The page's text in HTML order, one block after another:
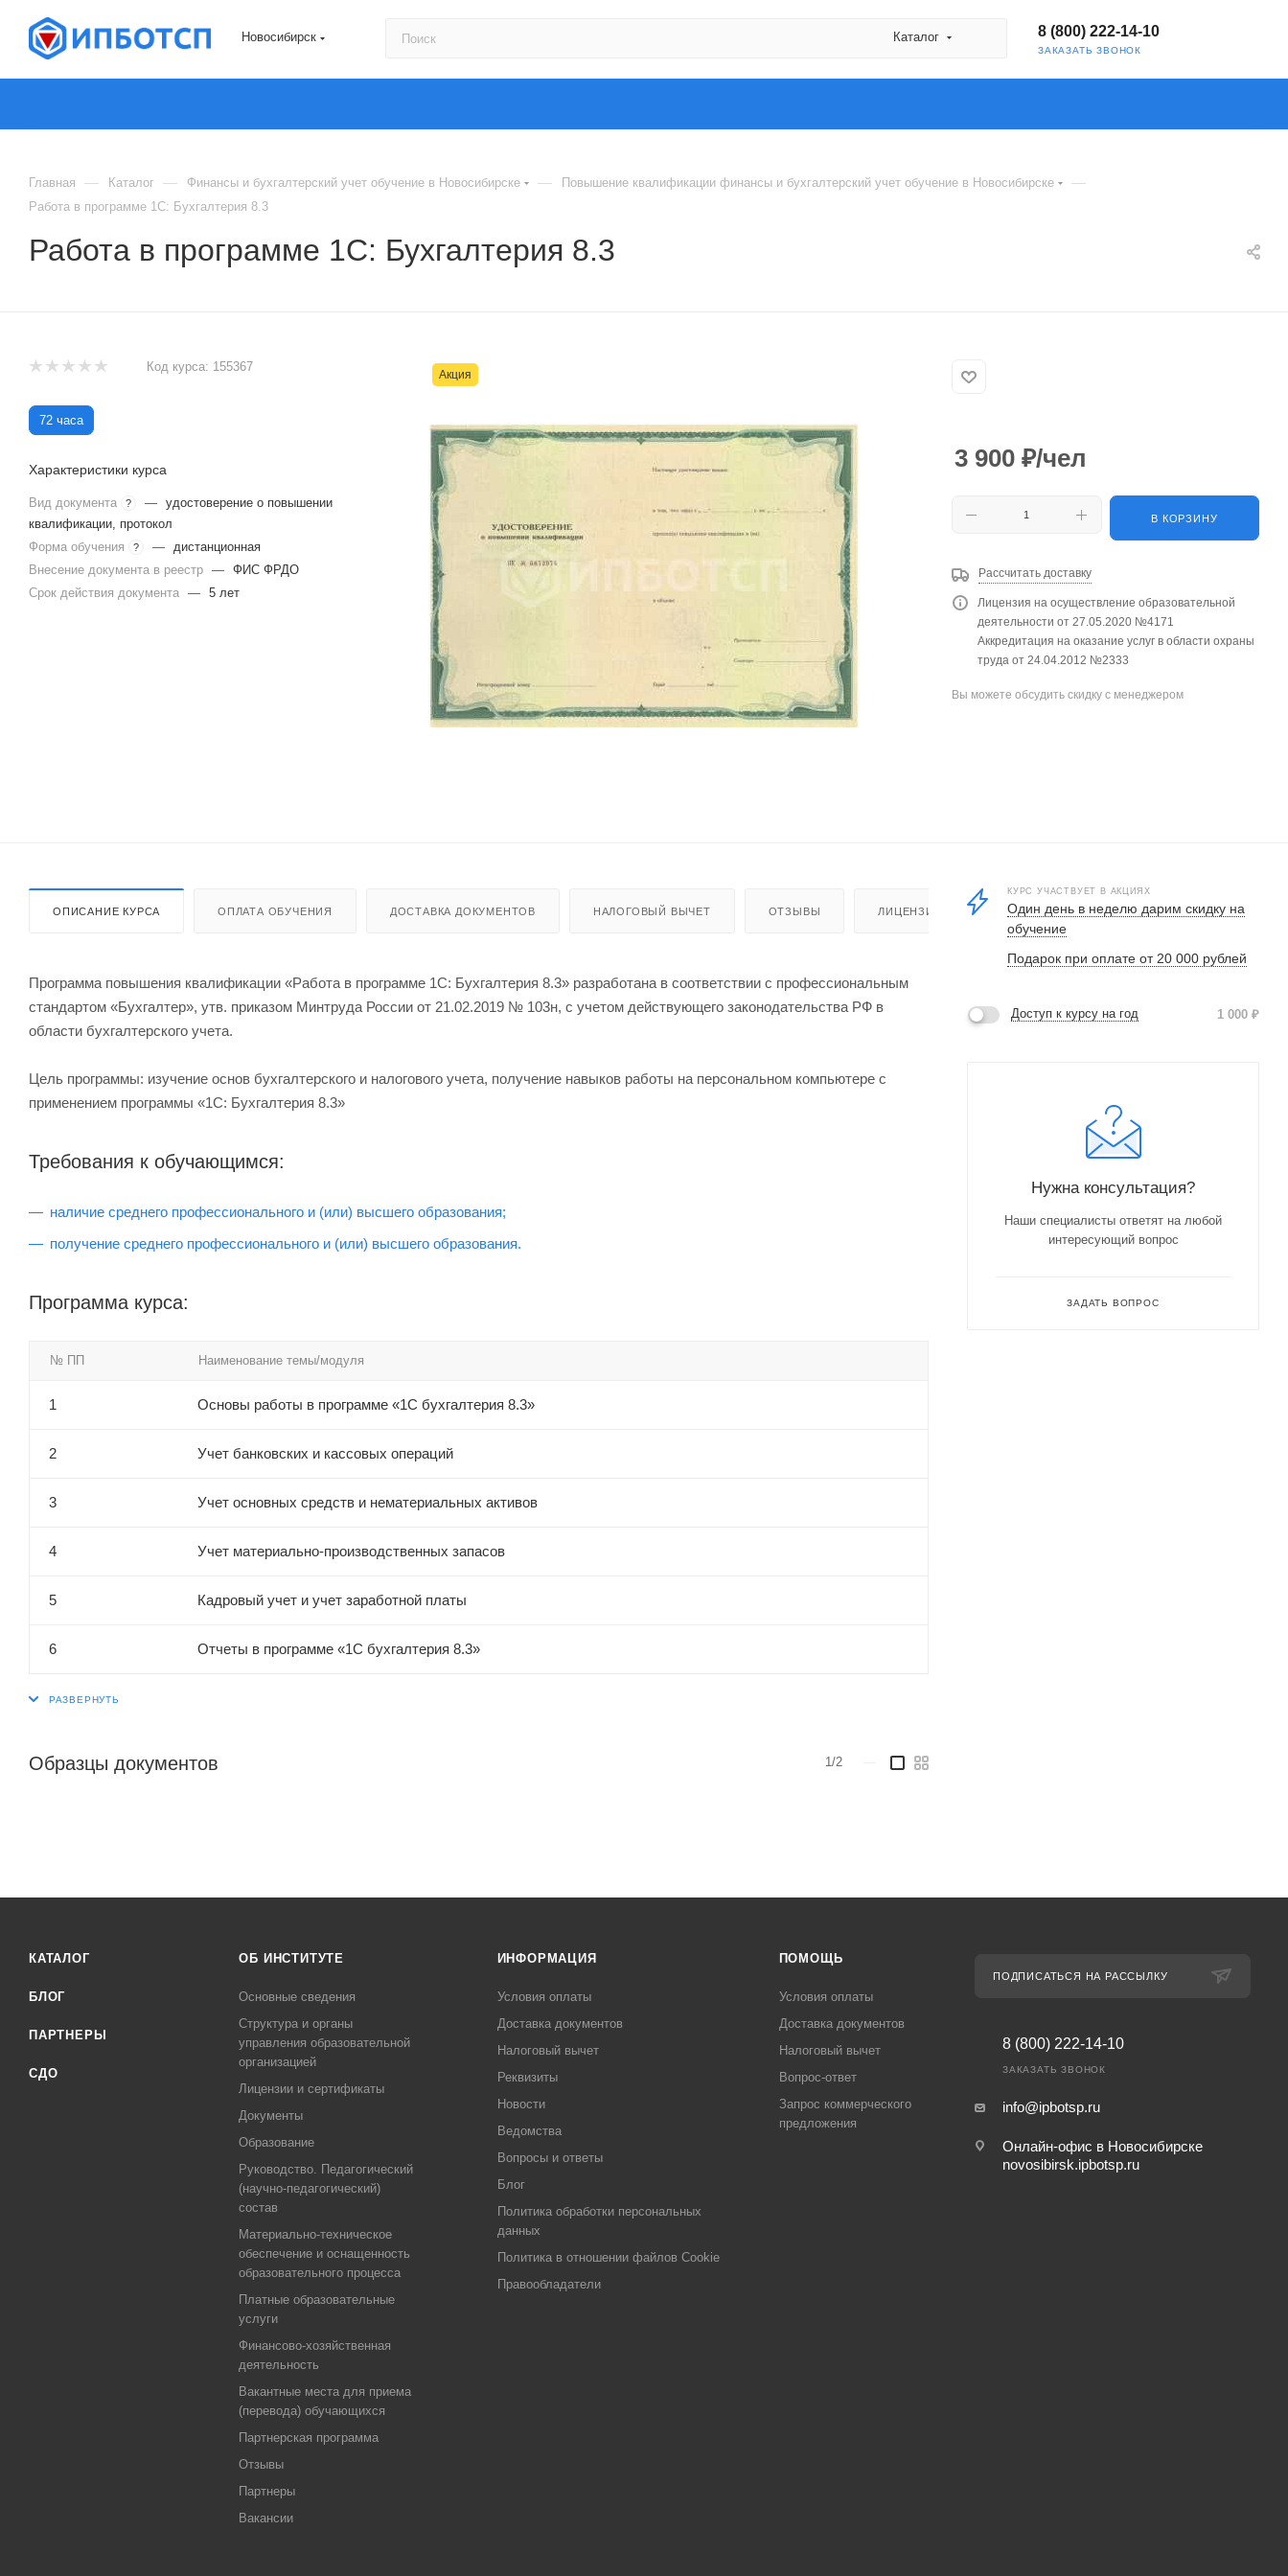
Новосибирск Каталог 8 (800) 222-14-10
ЗАКАЗАТЬ ЗВОНОК
Главная — Каталог — Финансы и бухгалтерский учет обучение в Новосибирске — Повышение квалификации финансы и бухгалтерский учет обучение в Новосибирске —
Работа в программе 1С: Бухгалтерия 8.3
Работа в программе 1С: Бухгалтерия 8.3
Акция
Код курса: 155367
72 часа
Характеристики курса
Вид документа ? — удостоверение о повышении
квалификации, протокол
Форма обучения
? —
дистанционная
Внесение документа в реестр — ФИС ФРДО
Срок действия документа — 5 лет
3 900 ₽/чел
В КОРЗИНУ
Рассчитать доставку
Лицензия на осуществление образовательной
деятельности от 27.05.2020 №4171
Аккредитация на оказание услуг в области охраны
труда от 24.04.2012 №2333
Вы можете обсудить скидку с менеджером
ОПИСАНИЕ КУРСА ОПЛАТА ОБУЧЕНИЯ ДОСТАВКА ДОКУМЕНТОВ НАЛОГОВЫЙ ВЫЧЕТ ОТЗЫВЫ ЛИЦЕНЗИЯ
Программа повышения квалификации «Работа в программе 1С: Бухгалтерия 8.3» разработана в соответствии с профессиональным
стандартом «Бухгалтер», утв. приказом Минтруда России от 21.02.2019 № 103н, с учетом действующего законодательства РФ в
области бухгалтерского учета.
Цель программы: изучение основ бухгалтерского и налогового учета, получение навыков работы на персональном компьютере с
применением программы «1С: Бухгалтерия 8.3»
Требования к обучающимся:
наличие среднего профессионального и (или) высшего образования;
получение среднего профессионального и (или) высшего образования.
Программа курса:
№ ПП Наименование темы/модуля
1 Основы работы в программе «1С бухгалтерия 8.3»
2 Учет банковских и кассовых операций
3 Учет основных средств и нематериальных активов
4 Учет материально-производственных запасов
5 Кадровый учет и учет заработной платы
6 Отчеты в программе «1С бухгалтерия 8.3»
Образцы документов 1/2
КУРС УЧАСТВУЕТ В АКЦИЯХ
Один день в неделю дарим скидку на
обучение
Подарок при оплате от 20 000 рублей
Доступ к курсу на год 1 000 ₽
Нужна консультация?
Наши специалисты ответят на любой
интересующий вопрос
ЗАДАТЬ ВОПРОС
КАТАЛОГ
БЛОГ
ПАРТНЕРЫ
СДО
ОБ ИНСТИТУТЕ
Основные сведения
Структура и органы
управления образовательной
организацией
Лицензии и сертификаты
Документы
Образование
Руководство. Педагогический
(научно-педагогический)
состав
Материально-техническое
обеспечение и оснащенность
образовательного процесса
Платные образовательные
услуги
Финансово-хозяйственная
деятельность
Вакантные места для приема
(перевода) обучающихся
Партнерская программа
Отзывы
Партнеры
Вакансии
ИНФОРМАЦИЯ
Условия оплаты
Доставка документов
Налоговый вычет
Реквизиты
Новости
Ведомства
Вопросы и ответы
Блог
Политика обработки персональных
данных
Политика в отношении файлов Cookie
Правообладатели
ПОМОЩЬ
Условия оплаты
Доставка документов
Налоговый вычет
Вопрос-ответ
Запрос коммерческого
предложения
ПОДПИСАТЬСЯ НА РАССЫЛКУ
8 (800) 222-14-10
ЗАКАЗАТЬ ЗВОНОК
info@ipbotsp.ru
Онлайн-офис в Новосибирске
novosibirsk.ipbotsp.ru